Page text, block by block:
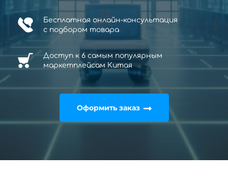
Бесплатная онлайн-консультация
с подбором товара
Доступ к 6 самым популярным
маркетплейсам Китая
Оформить заказ